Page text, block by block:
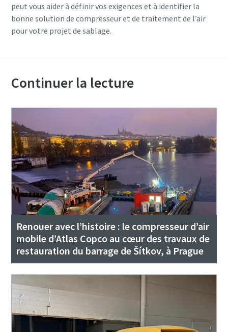
peut vous aider à définir vos exigences et à identifier la
bonne solution de compresseur et de traitement de l’air
pour votre projet de sablage.
Continuer la lecture
Renouer avec l’histoire : le compresseur d’air
mobile d’Atlas Copco au cœur des travaux de
restauration du barrage de Šítkov, à Prague